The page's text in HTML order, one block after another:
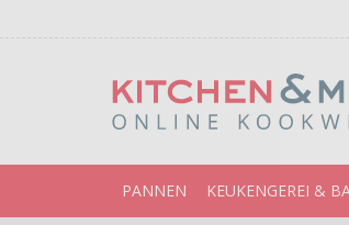
PANNEN KEUKENGEREI &